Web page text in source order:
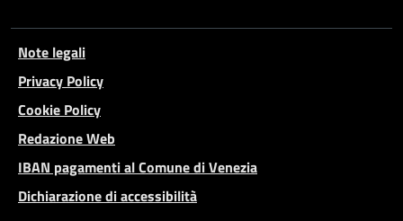
Note legali
Privacy Policy
Cookie Policy
Redazione Web
IBAN pagamenti al Comune di Venezia
Dichiarazione di accessibilità